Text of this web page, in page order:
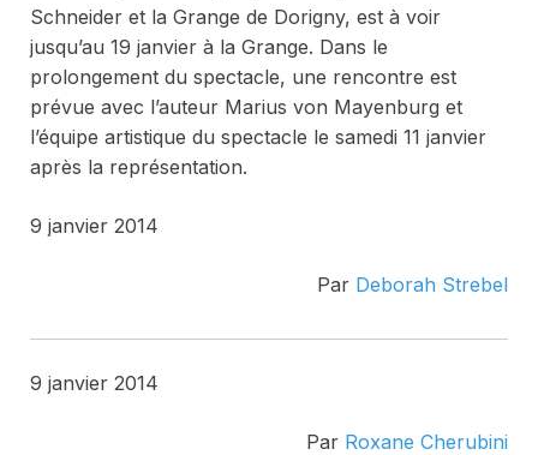
Schneider et la Grange de Dorigny, est à voir
jusqu’au 19 janvier à la Grange. Dans le
prolongement du spectacle, une rencontre est
prévue avec l’auteur Marius von Mayenburg et
l’équipe artistique du spectacle le samedi 11 janvier
après la représentation.
9 janvier 2014
Par Deborah Strebel
9 janvier 2014
Par Roxane Cherubini